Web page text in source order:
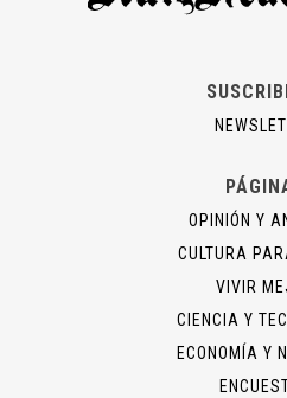
OPINIÓN Y
CULTURA
VIVIR
CIENCIA Y
ECONOMÍA Y